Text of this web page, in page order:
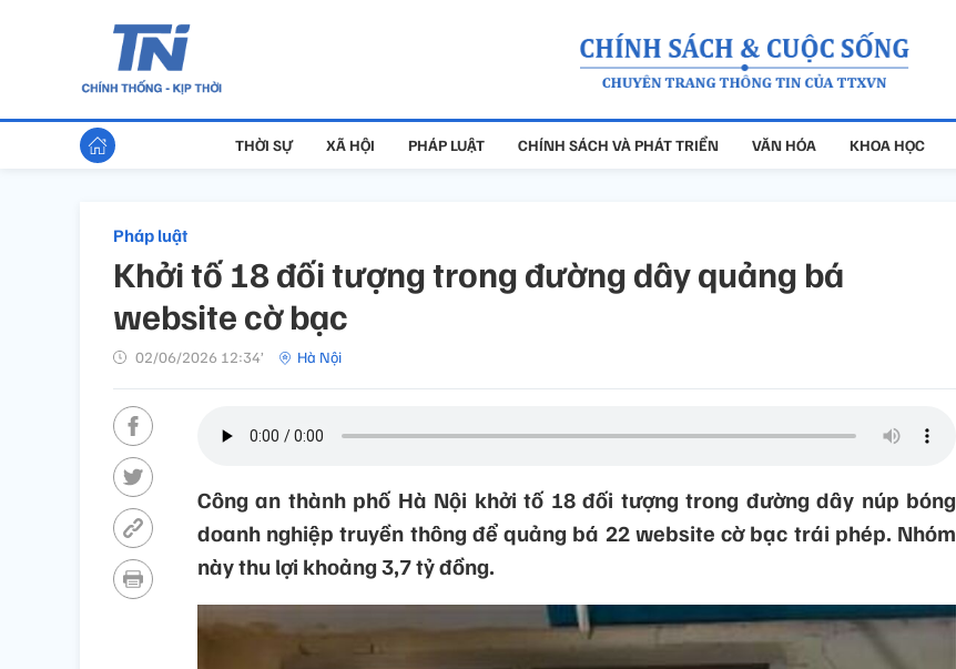
THỜI SỰ XÃ HỘI PHÁP LUẬT CHÍNH SÁCH VÀ PHÁT TRIỂN VĂN HÓA KHOA HỌC
Pháp luật
Khởi tố 18 đối tượng trong đường dây quảng bá
website cờ bạc
02/06/2026 12:34’ Hà Nội
Công an thành phố Hà Nội khởi tố 18 đối tượng trong đường dây núp bóng
doanh nghiệp truyền thông để quảng bá 22 website cờ bạc trái phép. Nhóm
này thu lợi khoảng 3,7 tỷ đồng.